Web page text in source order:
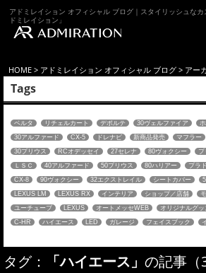
アドミレイション オフィシャル ブログ｜スタイリッシュな
ドミレイション」
HOME > アドミレイション オフィシャル ブログ > アー
Tags
ベルタ リチェルカート デポルテ 30ヴェルファイア
30アルファード
CX-5 ドレナビ 新商品発売 マフラー
30プリウス
RCオデッセイ 27セレナ 80ヴォクシー プ
ＬＳＣ
40アルファード 50プリウス 80ハリアー プラド
CX-8
90ヴォクシー 32エクストレイル シートカバー
LEXUS LM
LEXUS RX インテリア ショップ／店舗
ユーチューブ
LEXUS オートメッセWEB オリジナルグッ
C-HR
ハイエース LED ガレージ フェイスブック
タグ： 「ハイエース」 の記事（